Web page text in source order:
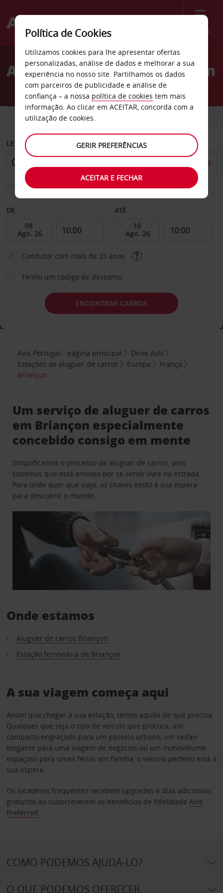
Menu
Welcome
AvisAluguer de carros Briançon
CARRO
LEVANTAR EM
Escolher uma estação de devolução diferente
DE ATÉ
Condutor com mais de 25 anos
Tenho um código de desconto
ENCONTRAR CARROS
Avis Portugal - página principal
Drive Avis
Estações de aluguer de carros
Europa
França
Briançon
Um serviço de aluguer de carros
em Briançon especialmente
concebido consigo em mente
Simplificamos o processo de aluguer de carros, pois
sabemos que está ansioso por se sentir livre na estrada.
Para onde quer que viaje, as chaves estão à sua espera
para descobrir o mundo.
Onde estamos
Aluguer de carros Briançon
Estação ferroviária de Briançon
A sua viagem começa aqui
Assim que chegar à sua estação, temos aquilo de que precisa.
Qualquer que seja o tipo de veículo que procura, um
compacto engraçado para um passeio urbano, um sedan
elegante para uma viagem de negócios ou um monovolume
espaçoso para umas férias em família, o veículo perfeito está à
sua espera.
Os locatários frequentes recebem upgrades e dias adicionais
gratuitos ao subscreverem os benefícios de fidelidade Avis
Preferred.
COMO PODEMOS AJUDÁ-LO?
O QUE PODEMOS OFERECER
Política de Cookies
Utilizamos cookies para lhe apresentar ofertas
personalizadas, análise de dados e melhorar a sua
experiência no nosso site. Partilhamos os dados
com parceiros de publicidade e análise de
confiança – a nossa política de cookies tem mais
informação. Ao clicar em ACEITAR, concorda com a
utilização de cookies.
GERIR PREFERÊNCIAS
ACEITAR E FECHAR